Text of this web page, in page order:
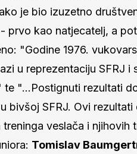
je bio izuzetno
prvo kao natjecatelj, a
"Godine 1976.
u reprezentaciju SFRJ
te "…Postignuti rezultati
bivšoj SFRJ. Ovi
veslača i njihovih
Tomislav